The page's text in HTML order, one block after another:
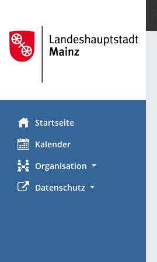
Startseite
Kalender
Organisation
Datenschutz